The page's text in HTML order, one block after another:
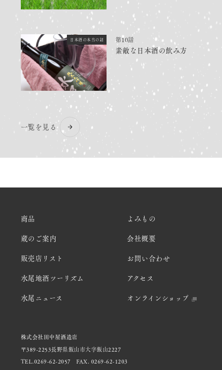
日本酒の本当の話 第10話
素敵な日本酒の飲み方
一覧を見る
商品
蔵のご案内
販売店リスト
水尾地酒ツーリズム
水尾ニュース
よみもの
会社概要
お問い合わせ
アクセス
オンラインショップ
株式会社田中屋酒造店
〒389-2253長野県飯山市大字飯山2227
TEL.0269-62-2057
FAX. 0269-62-1203